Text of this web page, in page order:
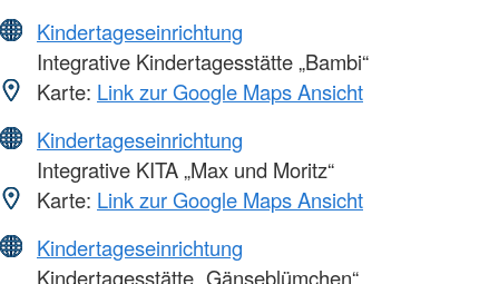
Kindertageseinrichtung
Integrative Kindertagesstätte „Bambi“
Karte: Link zur Google Maps Ansicht
Kindertageseinrichtung
Integrative KITA „Max und Moritz“
Karte: Link zur Google Maps Ansicht
Kindertageseinrichtung
Kindertagesstätte „Gänseblümchen“